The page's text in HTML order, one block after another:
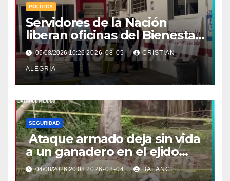
POLÍTICA
Servidores de la Nación
liberan oficinas del Bienestar
en Tapachula; Cielo
Nucamendi asume
delegación regional
05/08/2026 10:262026-08-05 CRISTIAN
ALEGRIA
SEGURIDAD
Ataque armado deja sin vida
a un ganadero en el ejido
Efraín Gutiérrez de Mazatán
04/08/2026 20:082026-08-04 BALANCE